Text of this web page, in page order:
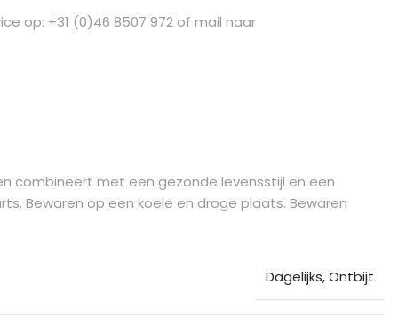
op: +31 (0)46 8507 972 of mail naar
combineert met een gezonde levensstijl en een
Bewaren op een koele en droge plaats. Bewaren
Dagelijks,Ontbijt